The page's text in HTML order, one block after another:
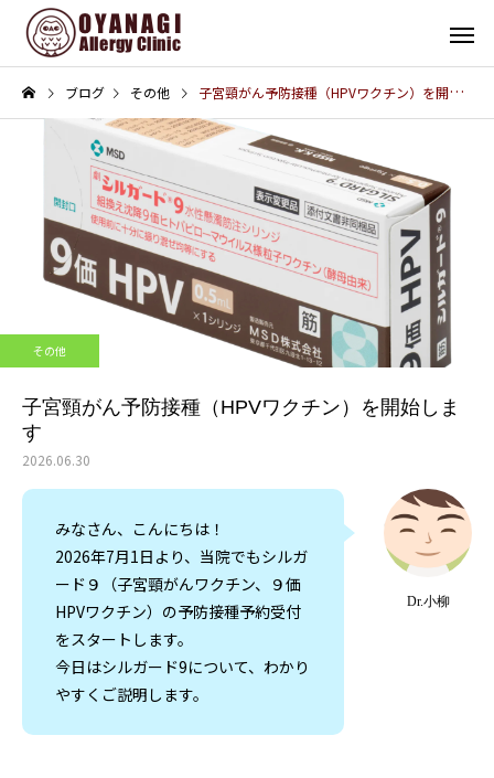
その他
子宮頸がん予防接種（HPV
ワクチン）を開始します
インフォメーション
4周年！
ブログ その他 子宮頸がん予防接種（HPVワクチン）を開始します
その他
子宮頸がん予防接種（HPVワクチン）を開始しま
す
2026.06.30
Dr.小柳
みなさん、こんにちは！
2026年7月1日より、当院でもシルガ
ード９（子宮頸がんワクチン、９価
HPVワクチン）の予防接種予約受付
をスタートします。
今日はシルガード9について、わかり
やすくご説明します。